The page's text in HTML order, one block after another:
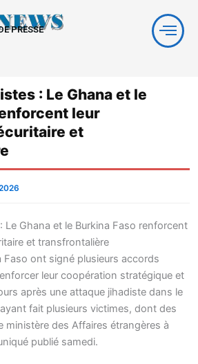
PRESSE
: Le Ghana et le
leur
et
Faso ont signé plusieurs accords
leur coopération stratégique et
après une attaque jihadiste dans le
fait plusieurs victimes, dont des
ministère des Affaires étrangères à
publié samedi.